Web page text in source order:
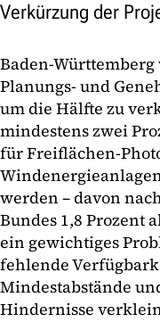
Verkürzung der
Baden-
Planungs- und
um die Hälfte zu
mindestens zwei
für Freiflächen-
werden – davon
Bundes 1,8 Prozent
ein gewichtiges
fehlende
Mindestabstände
Hindernisse